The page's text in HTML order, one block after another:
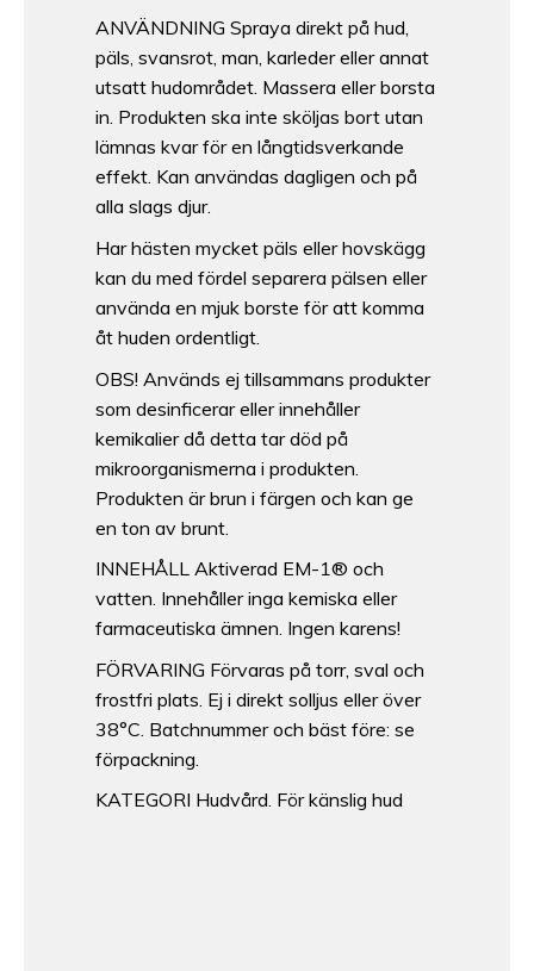
ANVÄNDNING Spraya direkt på hud,
päls, svansrot, man, karleder eller annat
utsatt hudområdet. Massera eller borsta
in. Produkten ska inte sköljas bort utan
lämnas kvar för en långtidsverkande
effekt. Kan användas dagligen och på
alla slags djur.
Har hästen mycket päls eller hovskägg
kan du med fördel separera pälsen eller
använda en mjuk borste för att komma
åt huden ordentligt.
OBS! Används ej tillsammans produkter
som desinficerar eller innehåller
kemikalier då detta tar död på
mikroorganismerna i produkten.
Produkten är brun i färgen och kan ge
en ton av brunt.
INNEHÅLL Aktiverad EM-1® och
vatten. Innehåller inga kemiska eller
farmaceutiska ämnen. Ingen karens!
FÖRVARING Förvaras på torr, sval och
frostfri plats. Ej i direkt solljus eller över
38°C. Batchnummer och bäst före: se
förpackning.
KATEGORI Hudvård. För känslig hud